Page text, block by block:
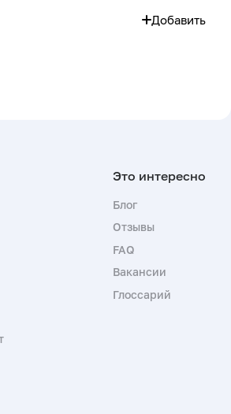
Добавить
Блог
Отзывы
FAQ
Вакансии
Глоссарий